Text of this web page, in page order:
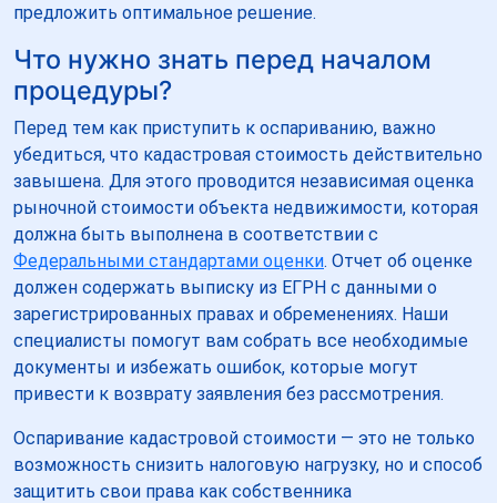
предложить оптимальное решение.
Что нужно знать перед началом
процедуры?
Перед тем как приступить к оспариванию, важно
убедиться, что кадастровая стоимость действительно
завышена. Для этого проводится независимая оценка
рыночной стоимости объекта недвижимости, которая
должна быть выполнена в соответствии с
Федеральными стандартами оценки. Отчет об оценке
должен содержать выписку из ЕГРН с данными о
зарегистрированных правах и обременениях. Наши
специалисты помогут вам собрать все необходимые
документы и избежать ошибок, которые могут
привести к возврату заявления без рассмотрения.
Оспаривание кадастровой стоимости — это не только
возможность снизить налоговую нагрузку, но и способ
защитить свои права как собственника